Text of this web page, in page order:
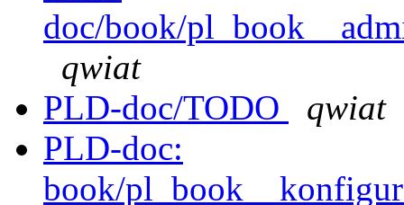
doc/book/
qwiat
PLD-doc/TODO
qwiat
PLD-doc:
book/